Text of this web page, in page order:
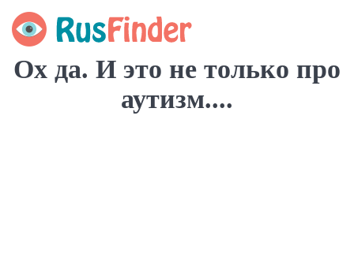
Ох да. И это не только про
аутизм....